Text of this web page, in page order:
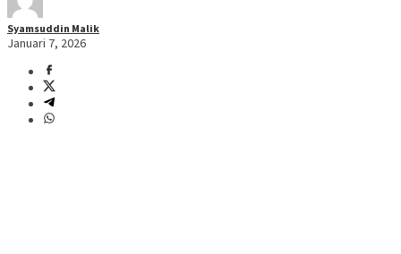
Syamsuddin Malik
Januari 7, 2026